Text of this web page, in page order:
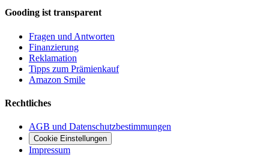
Gooding ist transparent
Fragen und Antworten
Finanzierung
Reklamation
Tipps zum Prämienkauf
Amazon Smile
Rechtliches
AGB und Datenschutzbestimmungen
Cookie Einstellungen
Impressum